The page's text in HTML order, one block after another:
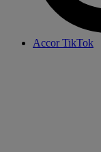
Accor TikTok